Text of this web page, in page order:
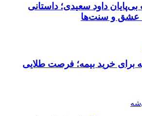
داود سعیدی؛ داستانی
عشق و سنت‌ها
برای خرید بیمه؛ فرصت طلایی